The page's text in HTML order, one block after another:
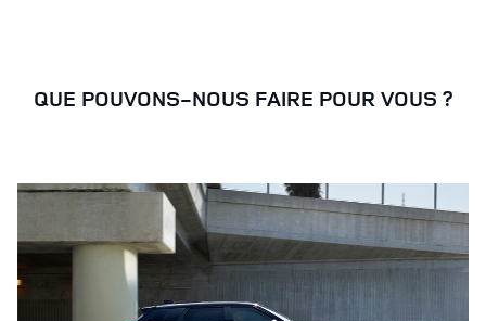
QUE POUVONS-NOUS FAIRE POUR VOUS ?